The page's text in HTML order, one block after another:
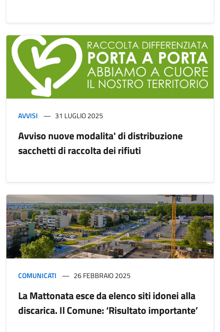
AVVISI 31 LUGLIO 2025
Avviso nuove modalita' di distribuzione
sacchetti di raccolta dei rifiuti
COMUNICATI 26 FEBBRAIO 2025
La Mattonata esce da elenco siti idonei alla
discarica. Il Comune: ‘Risultato importante’